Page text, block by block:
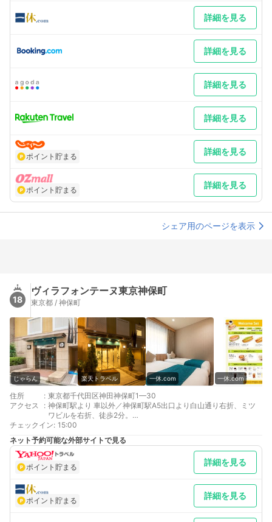
詳細を見る
詳細を見る
詳細を見る
詳細を見る
ポイント貯まる 詳細を見る
ポイント貯まる 詳細を見る
シェア用のページを表示
18
ヴィラフォンテーヌ東京神保町
東京都 / 神保町
じゃらん 楽天トラベル 一休.com 一休.com
住所 : 東京都千代田区神田神保町1—30
アクセス
: 神保町駅より 車以外／神保町駅A5出口より白山通り右折、ミツ
ワビルを右折、徒歩2分。
水道橋駅より 車以外／水道橋駅東口より白山通り右折、ミツワビ
ルを左折、徒歩7分。
最寄り駅１ 神保町
最寄り駅２ 水道橋
最寄り駅３ 御茶ノ水
補足 車／駐車場はございません。お近くのコインパーキングをご
チェックイン: 15:00
ネット予約可能な外部サイトで見る
ポイント貯まる 詳細を見る
ポイント貯まる 詳細を見る